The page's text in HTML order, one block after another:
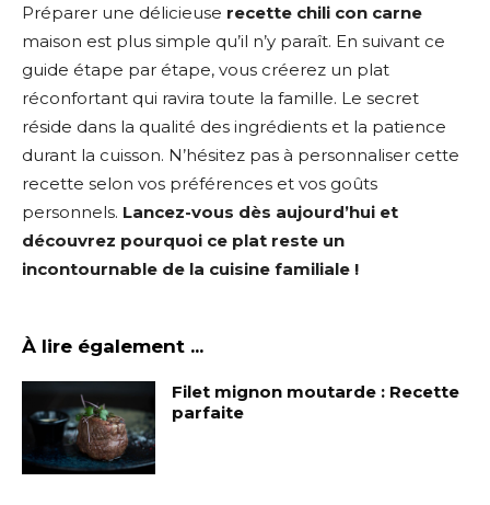
Préparer une délicieuse recette chili con carne
maison est plus simple qu’il n’y paraît. En suivant ce
guide étape par étape, vous créerez un plat
réconfortant qui ravira toute la famille. Le secret
réside dans la qualité des ingrédients et la patience
durant la cuisson. N’hésitez pas à personnaliser cette
recette selon vos préférences et vos goûts
personnels. Lancez-vous dès aujourd’hui et
découvrez pourquoi ce plat reste un
incontournable de la cuisine familiale !
À lire également ...
Filet mignon moutarde : Recette
parfaite